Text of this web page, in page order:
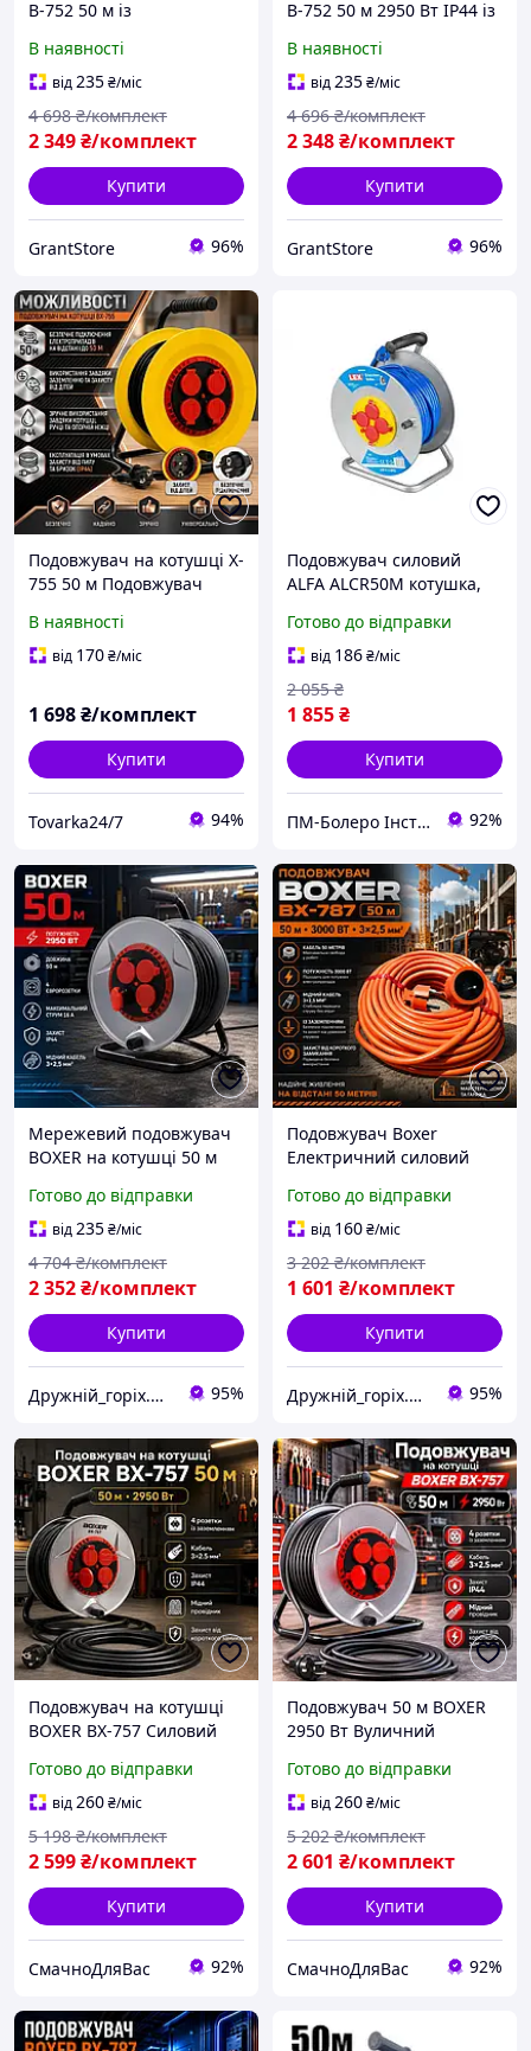
B-752 50 м із
Силовий
електроподовжувач 2950
Вт для дому, гаража та
саду
В наявності
від235₴/міс
2 349₴/комплект
4 698 ₴/комплект
Купити
GrantStore 96%
B-752 50 м 2950 Вт IP44 із
електроподовжувач для
дому, гаража, саду та
будівництва
В наявності
від235₴/міс
2 348₴/комплект
4 696 ₴/комплект
Купити
GrantStore 96%
Подовжувач на котушці X-
755 50 м Подовжувач
силовий IP44 із
заземленням 4 розетки
В наявності
від 170₴/міс
1 698₴/комплект
Купити
Tovarka24/7 94%
Подовжувач силовий
ALFA ALCR50M котушка,
Готово до відправки
від 186₴/міс
1 855₴
2 055 ₴
Купити
ПМ-Болеро Інструмент 92%
Мережевий подовжувач
BOXER на котушці 50 м
кабель 3×2.5 мм²
електроподовжувач із
заземленням
Готово до відправки
від235₴/міс
2 352₴/комплект
4 704 ₴/комплект
Купити
Дружній_горіх.юа 95%
Подовжувач Boxer
Електричний силовий
3000 Вт подовжувач
мідний із заземленням
для дому гаража
Готово до відправки
від 160₴/міс
1 601 ₴/комплект
3 202 ₴/комплект
Купити
Дружній_горіх.юа 95%
Подовжувач на котушці
BOXER BX-757 Силовий
мережевий подовжувач 4
розетки із заземленням
Мідний кабель 3×2.5
Готово до відправки
від260₴/міс
2 599₴/комплект
5 198 ₴/комплект
Купити
СмачноДляВас 92%
Подовжувач 50 м BOXER
2950 Вт Вуличний
розетки із заземленням
силовий подовжувач
Кабель 3×2.5 мм²
Готово до відправки
від260₴/міс
2 601 ₴/комплект
5 202 ₴/комплект
Купити
СмачноДляВас 92%